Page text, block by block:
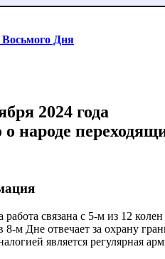
Дня
2024 года
народе
связана с 5-м из 12
8-м Дне отвечает за охрану
является регулярная